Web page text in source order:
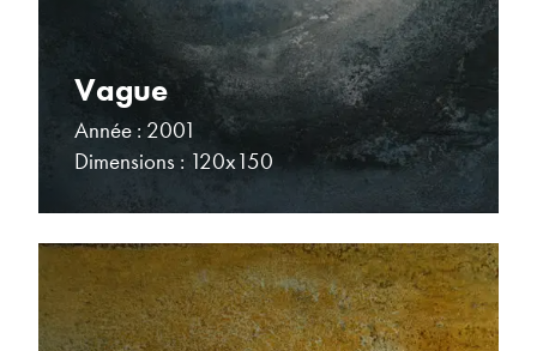
Vague
Année : 2001
Dimensions : 120x150